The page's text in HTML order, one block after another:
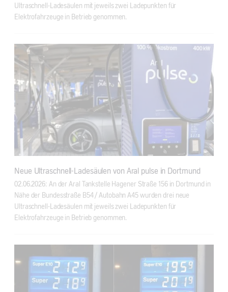
Ultraschnell-Ladesäulen mit jeweils zwei Ladepunkten für
Elektrofahrzeuge in Betrieb genommen.
Neue Ultraschnell-Ladesäulen von Aral pulse in Dortmund
02.06.2026: An der Aral Tankstelle Hagener Straße 156 in Dortmund in
Nähe der Bundesstraße B54 / Autobahn A45 wurden drei neue
Ultraschnell-Ladesäulen mit jeweils zwei Ladepunkten für
Elektrofahrzeuge in Betrieb genommen.